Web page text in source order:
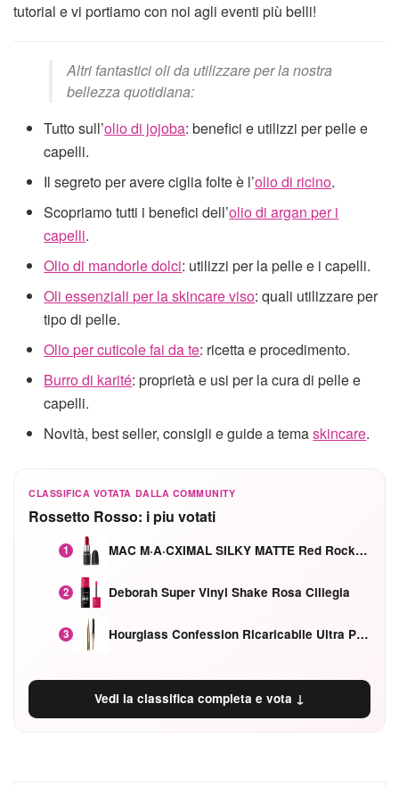
tutorial e vi portiamo con noi agli eventi più belli!
Altri fantastici oli da utilizzare per la nostra
bellezza quotidiana:
Tutto sull’olio di jojoba: benefici e utilizzi per pelle e
capelli.
Il segreto per avere ciglia folte è l’olio di ricino.
Scopriamo tutti i benefici dell’olio di argan per i
capelli.
Olio di mandorle dolci: utilizzi per la pelle e i capelli.
Oli essenziali per la skincare viso: quali utilizzare per
tipo di pelle.
Olio per cuticole fai da te: ricetta e procedimento.
Burro di karité: proprietà e usi per la cura di pelle e
capelli.
Novità, best seller, consigli e guide a temaskincare.
CLASSIFICA VOTATA DALLA COMMUNITY
Rossetto Rosso: i piu votati
1 MAC M·A·CXIMAL SILKY MATTE Red Rock mat
2 Deborah Super Vinyl Shake Rosa Ciliegia
3 Hourglass Confession Ricaricabile Ultra Preciso Ad Alta Intensità Secretly Classic Red
Vedi la classifica completa e vota ↓